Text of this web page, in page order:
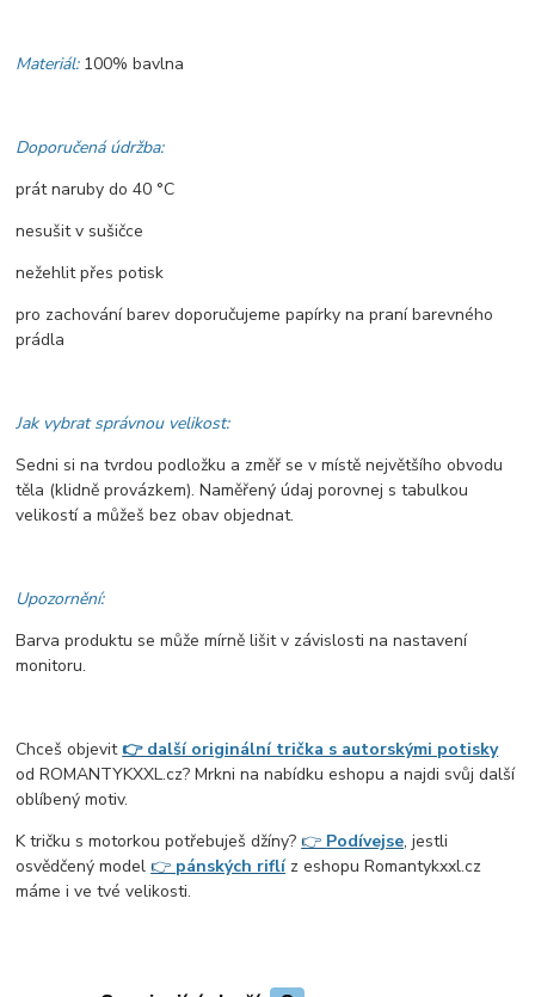
Materiál: 100% bavlna
Doporučená údržba:
prát naruby do 40 °C
nesušit v sušičce
nežehlit přes potisk
pro zachování barev doporučujeme papírky na praní barevného
prádla
Jak vybrat správnou velikost:
Sedni si na tvrdou podložku a změř se v místě největšího obvodu
těla (klidně provázkem). Naměřený údaj porovnej s tabulkou
velikostí a můžeš bez obav objednat.
Upozornění:
Barva produktu se může mírně lišit v závislosti na nastavení
monitoru.
Chceš objevit👉 další originální trička s autorskými potisky
od ROMANTYKXXL.cz? Mrkni na nabídku eshopu a najdi svůj další
oblíbený motiv.
K tričku s motorkou potřebuješ džíny?👉 Podívejse, jestli
osvědčený model👉 pánských riflíz eshopu Romantykxxl.cz
máme i ve tvé velikosti.